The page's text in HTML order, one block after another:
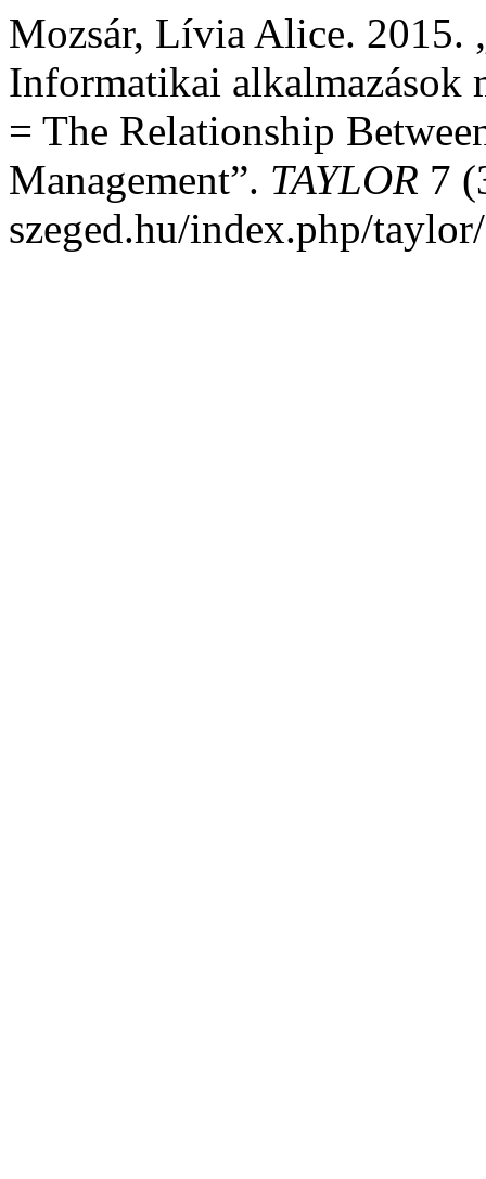
Mozsár, Lívia Alice. 2015.
Informatikai alkalmazások
= The Relationship
Management”. TAYLOR 7
szeged.hu/index.php/